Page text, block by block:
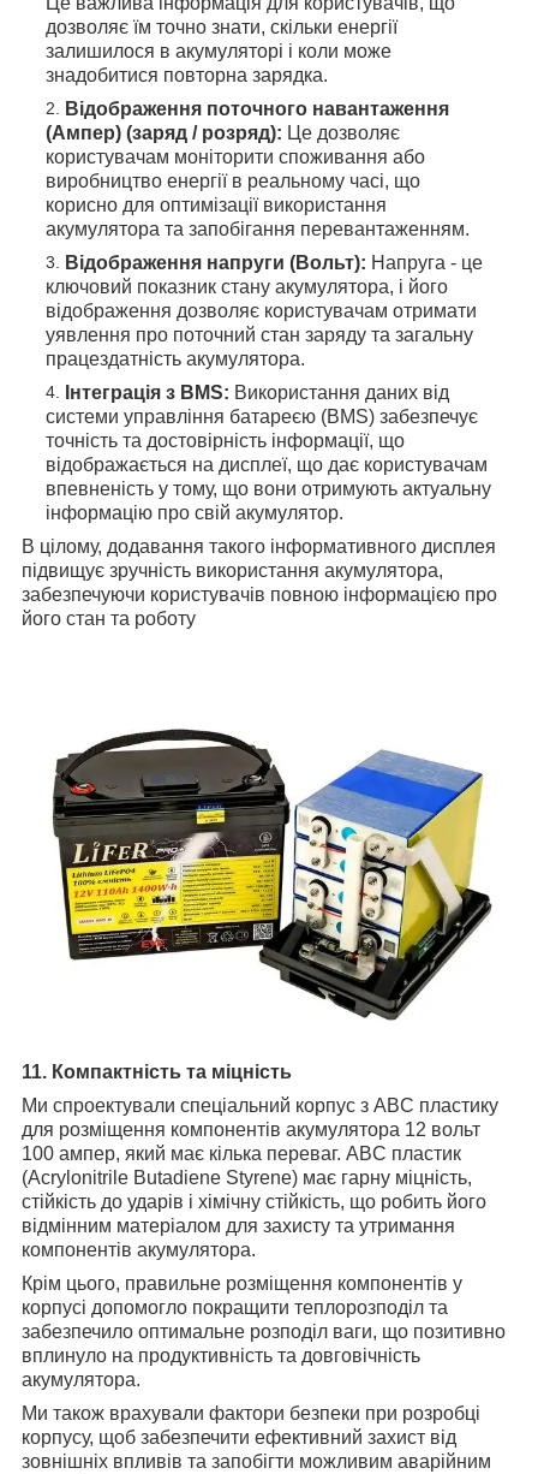
дозволяє їм точно знати, скільки енергії
залишилося в акумуляторі і коли може
знадобитися повторна зарядка.
Відображення поточного навантаження
(Ампер) (заряд / розряд): Це дозволяє
користувачам моніторити споживання або
виробництво енергії в реальному часі, що
корисно для оптимізації використання
акумулятора та запобігання перевантаженням.
Відображення напруги (Вольт): Напруга - це
ключовий показник стану акумулятора, і його
відображення дозволяє користувачам отримати
уявлення про поточний стан заряду та загальну
працездатність акумулятора.
Інтеграція з BMS: Використання даних від
системи управління батареєю (BMS) забезпечує
точність та достовірність інформації, що
відображається на дисплеї, що дає користувачам
впевненість у тому, що вони отримують актуальну
інформацію про свій акумулятор.
В цілому, додавання такого інформативного дисплея
підвищує зручність використання акумулятора,
забезпечуючи користувачів повною інформацією про
його стан та роботу
11. Компактність та міцність
Ми спроектували спеціальний корпус з ABC пластику
для розміщення компонентів акумулятора 12 вольт
100 ампер, який має кілька переваг. ABC пластик
(Acrylonitrile Butadiene Styrene) має гарну міцність,
стійкість до ударів і хімічну стійкість, що робить його
відмінним матеріалом для захисту та утримання
компонентів акумулятора.
Крім цього, правильне розміщення компонентів у
корпусі допомогло покращити теплорозподіл та
забезпечило оптимальне розподіл ваги, що позитивно
вплинуло на продуктивність та довговічність
акумулятора.
Ми також врахували фактори безпеки при розробці
корпусу, щоб забезпечити ефективний захист від
зовнішніх впливів та запобігти можливим аварійним